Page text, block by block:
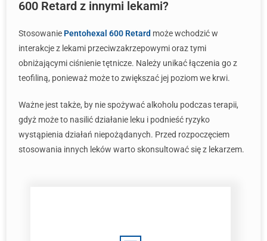
600 Retard z innymi lekami?
Stosowanie Pentohexal 600 Retard może wchodzić w
interakcje z lekami przeciwzakrzepowymi oraz tymi
obniżającymi ciśnienie tętnicze. Należy unikać łączenia go z
teofiliną, ponieważ może to zwiększać jej poziom we krwi.
Ważne jest także, by nie spożywać alkoholu podczas terapii,
gdyż może to nasilić działanie leku i podnieść ryzyko
wystąpienia działań niepożądanych. Przed rozpoczęciem
stosowania innych leków warto skonsultować się z lekarzem.